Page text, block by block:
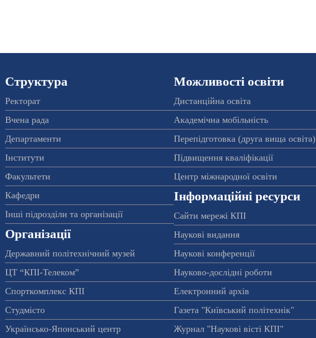
Структура
Ректорат
Вчена рада
Департаменти
Інститути
Факультети
Кафедри
Інші підрозділи та організації
Організації
Державний політехнічний музей
ЦТ “КПІ-Телеком”
Спорткомплекс КПІ
Студмісто
Українсько-Японський центр
Можливості освіти
Дистанційна освіта
Академічна мобільність
Перепідготовка (друга вища освіта)
Підвищення кваліфікації
Центр міжнародної освіти
Інформаційні ресурси
Сайти мережі КПІ
Наукові видання
Наукові конференції
Науково-дослідні роботи
Електронний архів
Газета "Київський політехнік"
Журнал "Наукові вісті КПІ"